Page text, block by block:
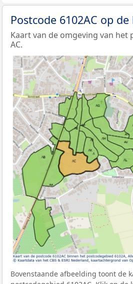
Postcode 6102AC op
Kaart van de omgeving van het
AC.
Bovenstaande afbeelding toont de